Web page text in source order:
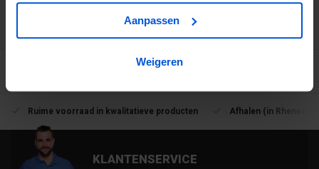
Aanpassen
Weigeren
klanten geven ons een 9.1 op
Ruime voorraad in kwalitatieve producten Afhalen (in Rhenen)
KLANTENSERVICE